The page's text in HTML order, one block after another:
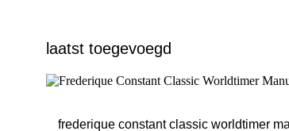
laatst toegevoegd
frederique constant classic worldtimer